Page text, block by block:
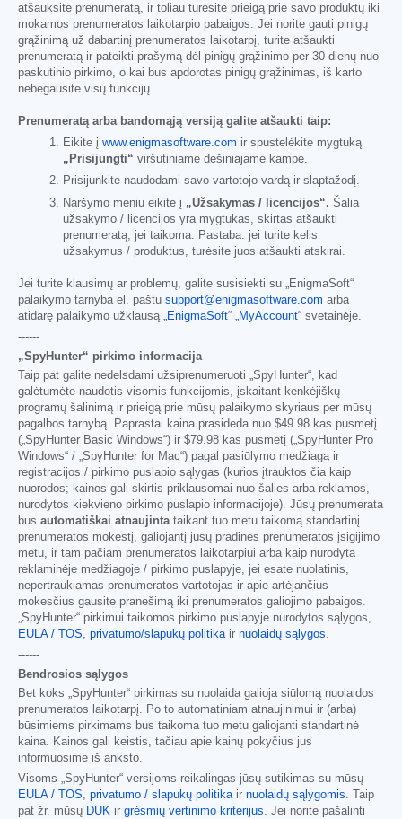
atšauksite prenumeratą, ir toliau turėsite prieigą prie savo produktų iki
mokamos prenumeratos laikotarpio pabaigos. Jei norite gauti pinigų
grąžinimą už dabartinį prenumeratos laikotarpį, turite atšaukti
prenumeratą ir pateikti prašymą dėl pinigų grąžinimo per 30 dienų nuo
paskutinio pirkimo, o kai bus apdorotas pinigų grąžinimas, iš karto
nebegausite visų funkcijų.
Prenumeratą arba bandomąją versiją galite atšaukti taip:
Eikite į www.enigmasoftware.com ir spustelėkite mygtuką
„Prisijungti“ viršutiniame dešiniajame kampe.
Prisijunkite naudodami savo vartotojo vardą ir slaptažodį.
Naršymo meniu eikite į „Užsakymas / licencijos“. Šalia
užsakymo / licencijos yra mygtukas, skirtas atšaukti
prenumeratą, jei taikoma. Pastaba: jei turite kelis
užsakymus / produktus, turėsite juos atšaukti atskirai.
Jei turite klausimų ar problemų, galite susisiekti su „EnigmaSoft“
palaikymo tarnyba el. paštu support@enigmasoftware.com arba
atidarę palaikymo užklausą
„EnigmaSoft“ „MyAccount“ svetainėje.
------
„SpyHunter“ pirkimo informacija
Taip pat galite nedelsdami užsiprenumeruoti „SpyHunter“, kad
galėtumėte naudotis visomis funkcijomis, įskaitant kenkėjiškų
programų šalinimą ir prieigą prie mūsų palaikymo skyriaus per mūsų
pagalbos tarnybą. Paprastai kaina prasideda nuo $49.98 kas pusmetį
(„SpyHunter Basic Windows“) ir $79.98 kas pusmetį („SpyHunter Pro
Windows“ / „SpyHunter for Mac“) pagal pasiūlymo medžiagą ir
registracijos / pirkimo puslapio sąlygas (kurios įtrauktos čia kaip
nuorodos; kainos gali skirtis priklausomai nuo šalies arba reklamos,
nurodytos kiekvieno pirkimo puslapio informacijoje). Jūsų prenumerata
bus automatiškai atnaujinta taikant tuo metu taikomą standartinį
prenumeratos mokestį, galiojantį jūsų pradinės prenumeratos įsigijimo
metu, ir tam pačiam prenumeratos laikotarpiui arba kaip nurodyta
reklaminėje medžiagoje / pirkimo puslapyje, jei esate nuolatinis,
nepertraukiamas prenumeratos vartotojas ir apie artėjančius
mokesčius gausite pranešimą iki prenumeratos galiojimo pabaigos.
„SpyHunter“ pirkimui taikomos pirkimo puslapyje nurodytos sąlygos,
EULA / TOS
privatumo/slapukų politika ir nuolaidų sąlygos
------
Bendrosios sąlygos
Bet koks „SpyHunter“ pirkimas su nuolaida galioja siūlomą nuolaidos
prenumeratos laikotarpį. Po to automatiniam atnaujinimui ir (arba)
būsimiems pirkimams bus taikoma tuo metu galiojanti standartinė
kaina. Kainos gali keistis, tačiau apie kainų pokyčius jus
informuosime iš anksto.
Visoms „SpyHunter“ versijoms reikalingas jūsų sutikimas su mūsų
EULA / TOS
privatumo / slapukų politika ir nuolaidų sąlygomis . Taip
pat žr. mūsų DUK ir grėsmių vertinimo kriterijus . Jei norite pašalinti